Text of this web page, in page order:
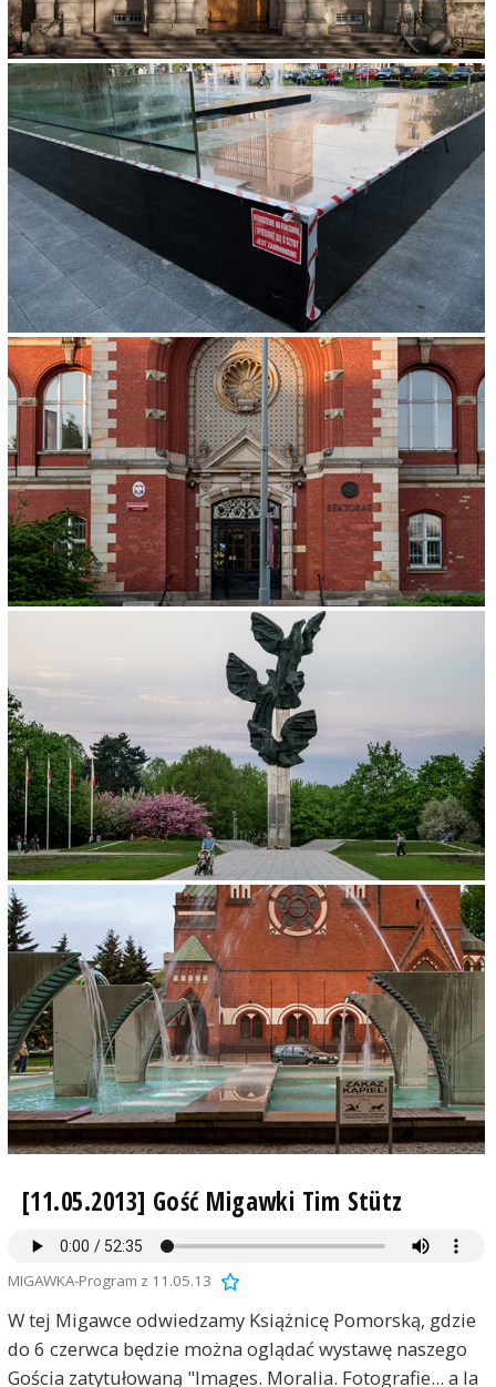
[11.05.2013] Gość Migawki Tim Stütz
MIGAWKA-Program z 11.05.13
W tej Migawce odwiedzamy Książnicę Pomorską, gdzie
do 6 czerwca będzie można oglądać wystawę naszego
Gościa zatytułowaną "Images. Moralia. Fotografie... a la